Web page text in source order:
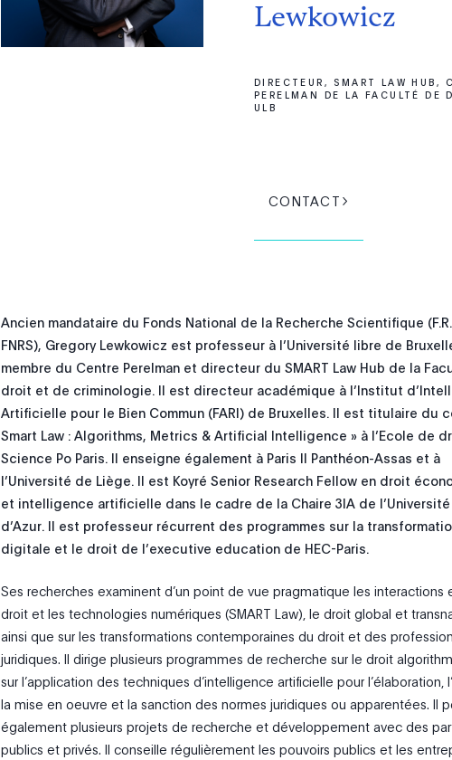
Lewkowicz
DIRECTEUR, SMART LAW HUB,
PERELMAN DE LA FACULTÉ DE
ULB
CONTACT
Ancien mandataire du Fonds National de la Recherche Scientifique
FNRS), Gregory Lewkowicz est professeur à l’Université libre de
membre du Centre Perelman et directeur du SMART Law Hub de la
droit et de criminologie. Il est directeur académique à l’Institut
Artificielle pour le Bien Commun (FARI) de Bruxelles. Il est titulaire du
Smart Law : Algorithms, Metrics & Artificial Intelligence » à l’Ecole de
Science Po Paris. Il enseigne également à Paris II Panthéon-Assas et à
l’Université de Liège. Il est Koyré Senior Research Fellow en droit
et intelligence artificielle dans le cadre de la Chaire 3IA de
d’Azur. Il est professeur récurrent des programmes sur la
digitale et le droit de l’executive education de HEC-Paris.
Ses recherches examinent d’un point de vue pragmatique les interactions
droit et les technologies numériques (SMART Law), le droit global et
ainsi que sur les transformations contemporaines du droit et des
juridiques. Il dirige plusieurs programmes de recherche sur le droit
sur l’application des techniques d’intelligence artificielle pour l’élaboration,
la mise en oeuvre et la sanction des normes juridiques ou apparentées. Il
également plusieurs projets de recherche et développement avec des
publics et privés. Il conseille régulièrement les pouvoirs publics et les